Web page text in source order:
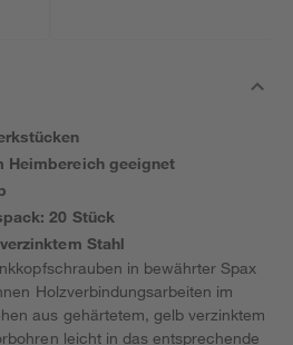
Heimbereich geeignet
20 Stück
Stahl
in bewährter Spax
Holzverbindungsarbeiten im
aus gehärtetem, gelb verzinktem
leicht in das entsprechende